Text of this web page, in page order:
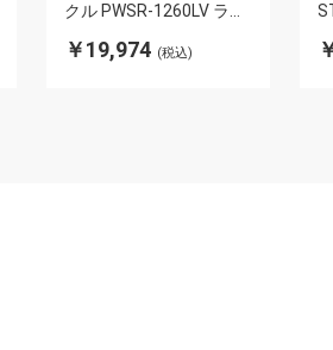
クル PWSR-1260LV ライ
ット 室内 犬 小型犬 中型
￥19,974 (税込)